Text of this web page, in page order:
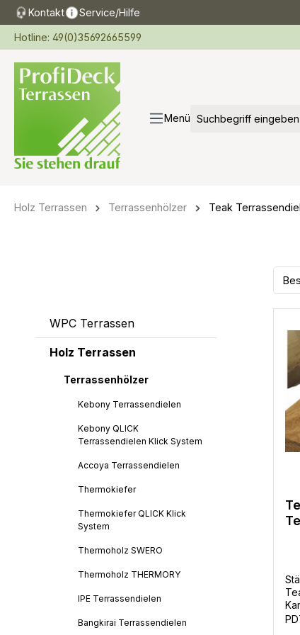
Zur Hauptnavigation springen
Kontakt Service/Hilfe
Hotline: 49(0)35692665599
Menü
Holz Terrassen Terrassenhölzer Teak
WPC Terrassen
Holz Terrassen
Terrassenhölzer
Kebony Terrassendielen
Kebony QLICK
Terrassendielen Klick System
Accoya Terrassendielen
Thermokiefer
Thermokiefer QLICK Klick
System
Thermoholz SWERO
Thermoholz THERMORY
IPE Terrassendielen
Bangkirai Terrassendielen